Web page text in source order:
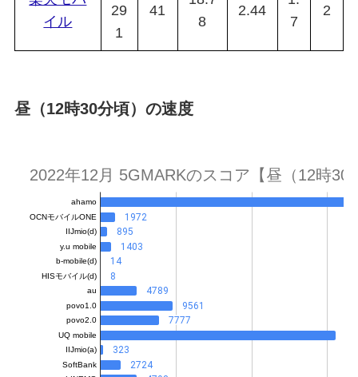
イル
29
1
41
8
2.44
7
2
昼（12時30分頃）の速度